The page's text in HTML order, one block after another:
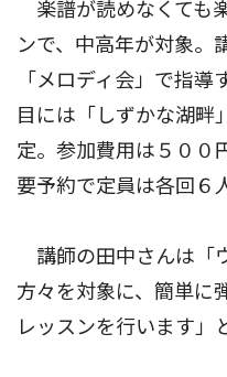
楽譜が読めなくても
ンで、中高年が対象。
「メロディ会」で指
目には「しずかな湖畔
定。参加費用は５００
要予約で定員は各回６
講師の田中さんは「
方々を対象に、簡単に
レッスンを行います」